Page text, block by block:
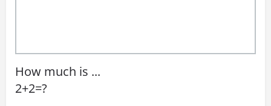
How much is ...
2+2=?